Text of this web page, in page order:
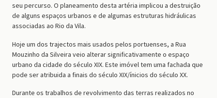
seu percurso. O planeamento desta artéria implicou a destruição
de alguns espaços urbanos e de algumas estruturas hidráulicas
associadas ao Rio da Vila.
Hoje um dos trajectos mais usados pelos portuenses, a Rua
Mouzinho da Silveira veio alterar significativamente o espaço
urbano da cidade do século XIX. Este imóvel tem uma fachada que
pode ser atribuida a finais do século XIX/ínicios do século XX.
Durante os trabalhos de revolvimento das terras realizados no